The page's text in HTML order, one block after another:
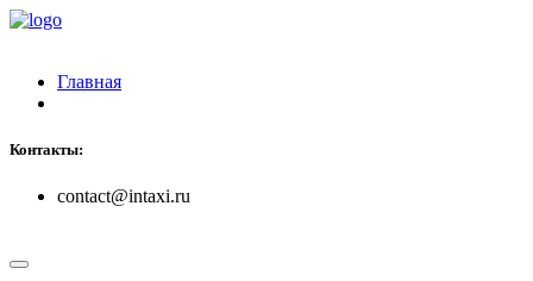
Главная
Контакты:
contact@intaxi.ru